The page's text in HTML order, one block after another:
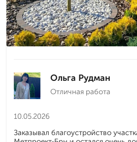
Ольга Рудман
Отличная работа
10.05.2026
Заказывал благоустройство